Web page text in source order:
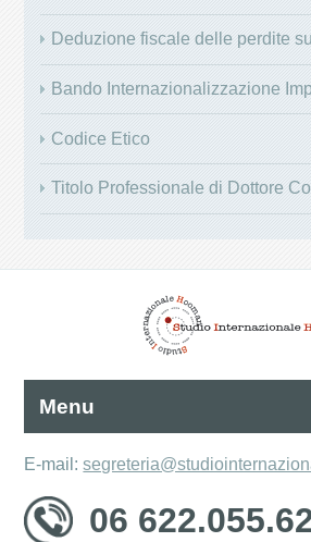
Deduzione fiscale delle perdite
Bando Internazionalizzazione
Codice Etico
Titolo Professionale di Dottore
Menu
E-mail:
06